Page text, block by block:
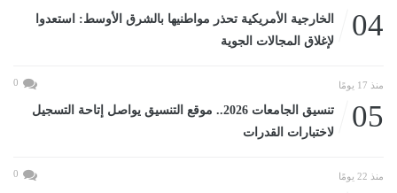
04
الخارجية الأمريكية تحذر مواطنيها بالشرق الأوسط: استعدوا
لإغلاق المجالات الجوية
منذ 17 يومًا 0
05
تنسيق الجامعات 2026.. موقع التنسيق يواصل إتاحة التسجيل
لاختبارات القدرات
منذ 22 يومًا 0